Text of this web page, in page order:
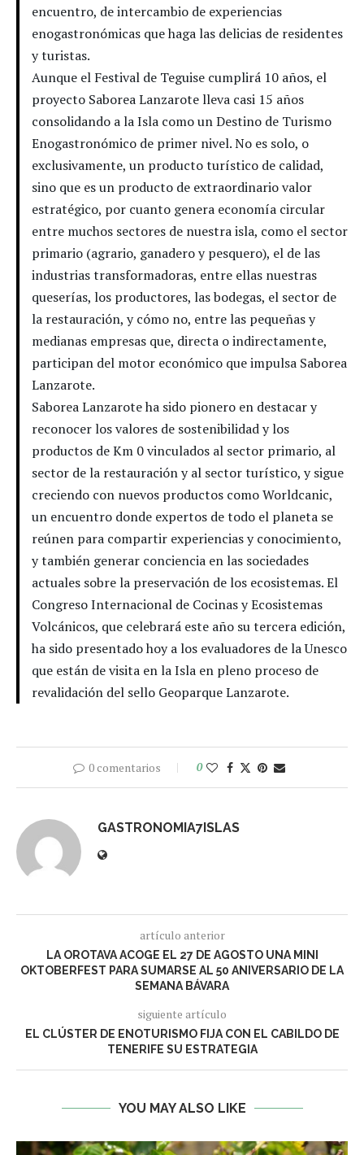
encuentro, de intercambio de experiencias
enogastronómicas que haga las delicias de residentes
y turistas.
Aunque el Festival de Teguise cumplirá 10 años, el
proyecto Saborea Lanzarote lleva casi 15 años
consolidando a la Isla como un Destino de Turismo
Enogastronómico de primer nivel. No es solo, o
exclusivamente, un producto turístico de calidad,
sino que es un producto de extraordinario valor
estratégico, por cuanto genera economía circular
entre muchos sectores de nuestra isla, como el sector
primario (agrario, ganadero y pesquero), el de las
industrias transformadoras, entre ellas nuestras
queserías, los productores, las bodegas, el sector de
la restauración, y cómo no, entre las pequeñas y
medianas empresas que, directa o indirectamente,
participan del motor económico que impulsa Saborea
Lanzarote.
Saborea Lanzarote ha sido pionero en destacar y
reconocer los valores de sostenibilidad y los
productos de Km 0 vinculados al sector primario, al
sector de la restauración y al sector turístico, y sigue
creciendo con nuevos productos como Worldcanic,
un encuentro donde expertos de todo el planeta se
reúnen para compartir experiencias y conocimiento,
y también generar conciencia en las sociedades
actuales sobre la preservación de los ecosistemas. El
Congreso Internacional de Cocinas y Ecosistemas
Volcánicos, que celebrará este año su tercera edición,
ha sido presentado hoy a los evaluadores de la Unesco
que están de visita en la Isla en pleno proceso de
revalidación del sello Geoparque Lanzarote.
0 comentarios 0
GASTRONOMIA7ISLAS
artículo anterior
LA OROTAVA ACOGE EL 27 DE AGOSTO UNA MINI
OKTOBERFEST PARA SUMARSE AL 50 ANIVERSARIO DE LA
SEMANA BÁVARA
siguiente artículo
EL CLÚSTER DE ENOTURISMO FIJA CON EL CABILDO DE
TENERIFE SU ESTRATEGIA
YOU MAY ALSO LIKE